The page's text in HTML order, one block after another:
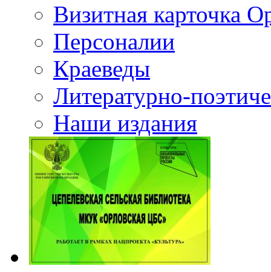
Визитная карточка
Персоналии
Краеведы
Литературно-
Наши издания